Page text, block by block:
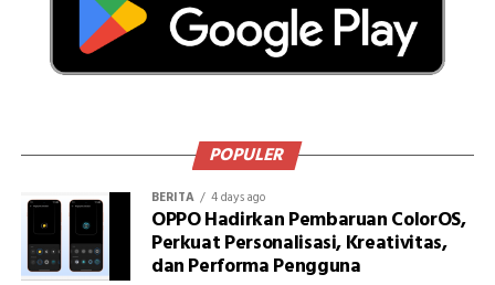
POPULER
BERITA 4 days ago
OPPO Hadirkan Pembaruan ColorOS,
Perkuat Personalisasi, Kreativitas,
dan Performa Pengguna